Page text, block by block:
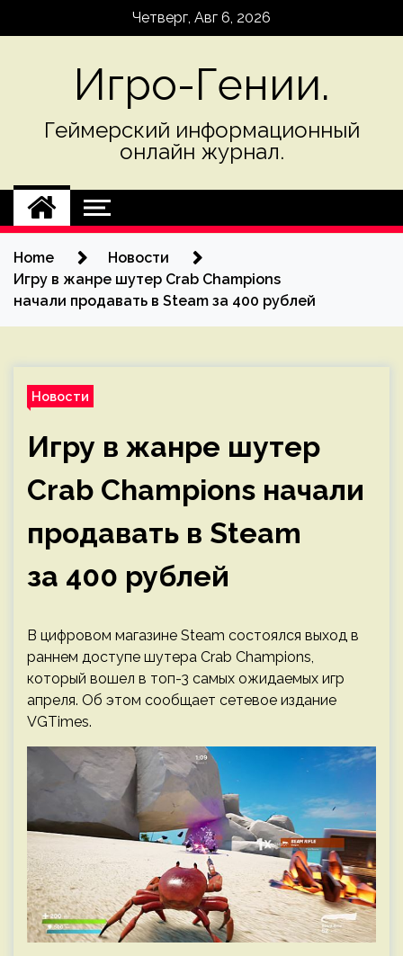
Четверг, Авг 6, 2026
Игро-Гении.
Геймерский информационный
онлайн журнал.
Home
Новости
Игру в жанре шутер Crab Champions
начали продавать в Steam за 400 рублей
Новости
Игру в жанре шутер
Crab Champions начали
продавать в Steam
за 400 рублей
В цифровом магазине Steam состоялся выход в
раннем доступе шутера Crab Champions,
который вошел в топ-3 самых ожидаемых игр
апреля. Об этом сообщает сетевое издание
VGTimes.